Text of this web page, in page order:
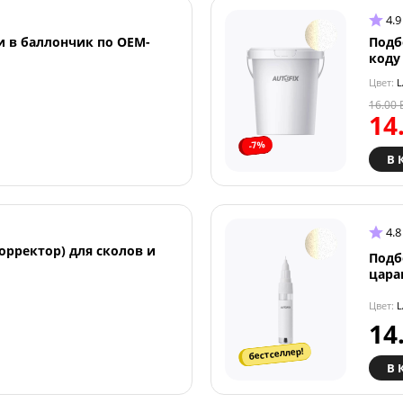
в баллончик по OEM-
-7%
4.9
Цвет:
16.00
В
для сколов и
бестселлер!
4.8
Цвет:
В